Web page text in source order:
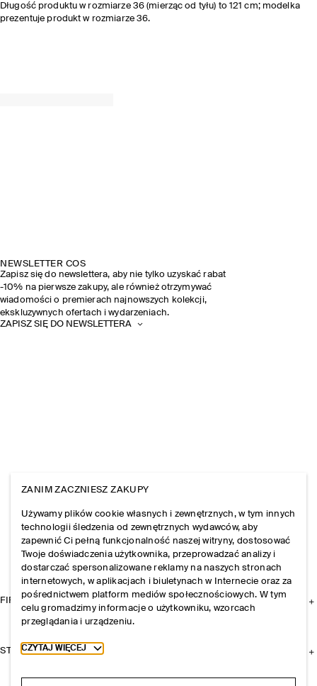
Długość produktu w rozmiarze 36 (mierząc od tyłu) to 121 cm; modelka
prezentuje produkt w rozmiarze 36.
NEWSLETTER COS
Zapisz się do newslettera, aby nie tylko uzyskać rabat
-10% na pierwsze zakupy, ale również otrzymywać
wiadomości o premierach najnowszych kolekcji,
ekskluzywnych ofertach i wydarzeniach.
ZAPISZ SIĘ DO NEWSLETTERA
FIRMA
STREFA KLIENTA
ZANIM ZACZNIESZ ZAKUPY
Używamy plików cookie własnych i zewnętrznych, w tym innych
technologii śledzenia od zewnętrznych wydawców, aby
zapewnić Ci pełną funkcjonalność naszej witryny, dostosować
Twoje doświadczenia użytkownika, przeprowadzać analizy i
dostarczać spersonalizowane reklamy na naszych stronach
internetowych, w aplikacjach i biuletynach w Internecie oraz za
pośrednictwem platform mediów społecznościowych. W tym
celu gromadzimy informacje o użytkowniku, wzorcach
przeglądania i urządzeniu.
Toggle more cookie information
CZYTAJ WIĘCEJ